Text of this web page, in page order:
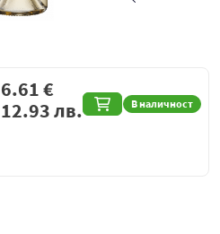
В наличност
6.61€
12.93лв.